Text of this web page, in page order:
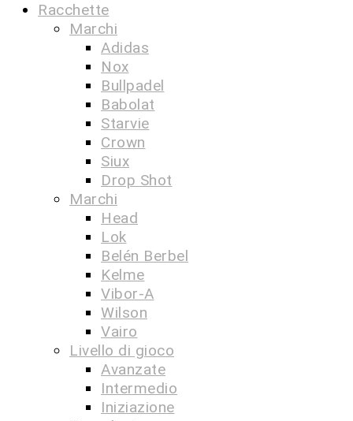
Racchette
Marchi
Adidas
Nox
Bullpadel
Babolat
Starvie
Crown
Siux
Drop Shot
Marchi
Head
Lok
Belén Berbel
Kelme
Vibor-A
Wilson
Vairo
Livello di gioco
Avanzate
Intermedio
Iniziazione